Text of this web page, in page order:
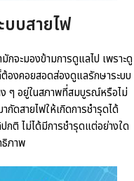
บบสายไฟ
กจะมองข้ามการดูแลไป เพราะดู
องคอยสอดส่องดูแลรักษาระบบ
ๆ อยู่ในสภาพที่สมบูรณ์หรือไม่
ดสายไฟให้เกิดการชำรุดได้
กติ ไม่ได้มีการชำรุดแต่อย่างใด
ธิภาพ